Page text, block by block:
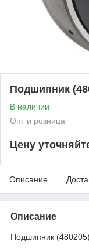
Подшипник
В наличии
Опт и розница
Цену
Описание
Описание
Подшипник